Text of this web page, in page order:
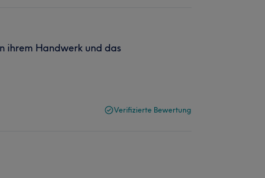
ihrem Handwerk und das
Verifizierte Bewertung